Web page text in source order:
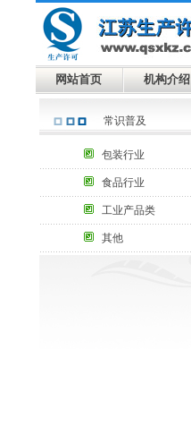
网站首页 机构介绍
常识普及
包装行业
食品行业
工业产品类
其他